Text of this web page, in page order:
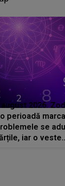
august 2026.
perioadă
se
iar o veste